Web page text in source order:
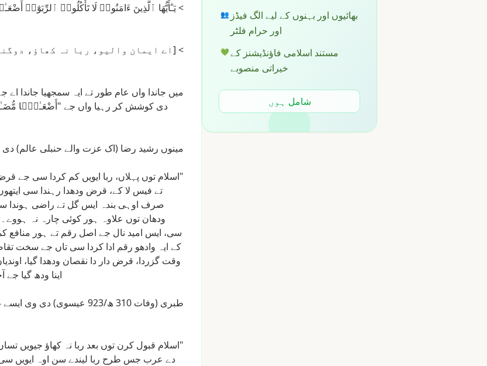
>يَـٰٓأَيُّهَا ٱلَّذِينَ ءَامَنُوا۟ لَاتَأْكُلُوا۟ ٱلرِّبَوٰٓا۟
> [اے ایمان والیو، ربا نہ کھاؤ،
میں جاندا واں عام طور تے ایہ سمجھیا جاندا اے
دی کوشش کر رہیا واں جے "أَضْعَـٰفًۭا
مینوں رشید رضا (اک عزت والے حنبلی عالم)دی
"اسلام توں پہلاں، ربا ایویں کم کردا سی جے
تے فیس لاکے، قرض ودھدا رہندا سی
صرف اوہی بندہ ایس گل تے راضی ہوندا
ودھان توں علاوہ ہور کوئی چارہ نہ ہووے۔
سی، ایس امید نال جے اصل رقم تے ہور منافع
کے ایہ وادھو رقم ادا کردا سی تاں جے سخت
وقت گزردا، قرض دار دا نقصان ودھدا گیا،
اینا ودھ گیا جے
طبری (وفات 310ھ/923 عیسوی)دی وی ایسے
"اسلام قبول کرن توں بعد ربا نہ کھاؤ جیویں
دے عرب جس طرح ربا لیندے سن اوہ ایویں
👥 بھائیوں اور بہنوں کے لیے الگ فیڈز
اور حرام فلٹر
💚مستند اسلامی فاؤنڈیشنز کے
خیراتی منصوبے
شامل ہوں